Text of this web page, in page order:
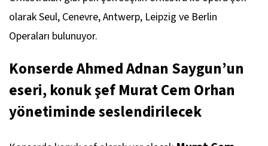
olarak Seul, Cenevre, Antwerp, Leipzig ve Berlin
Operaları bulunuyor.
Konserde Ahmed Adnan Saygun’un
eseri, konuk şef Murat Cem Orhan
yönetiminde seslendirilecek